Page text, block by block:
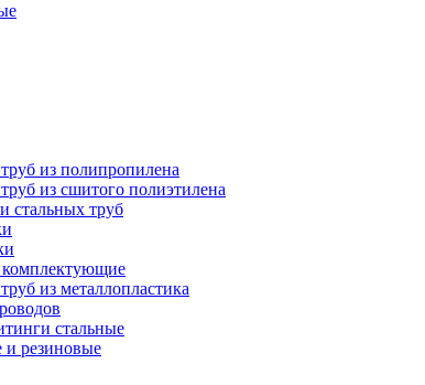
из полипропилена
из сшитого полиэтилена
стальных труб
комплектующие
из металлопластика
стальные
резиновые